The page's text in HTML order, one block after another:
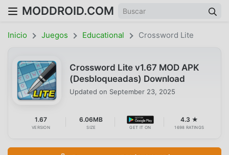
MODDROID.COM
Inicio Juegos Educational Crossword Lite
Crossword Lite v1.67 MOD APK
(Desbloqueadas) Download
Updated on September 23, 2025
1.67
VERSION
6.06MB
SIZE GET IT ON
4.3 ★
1698 RATINGS